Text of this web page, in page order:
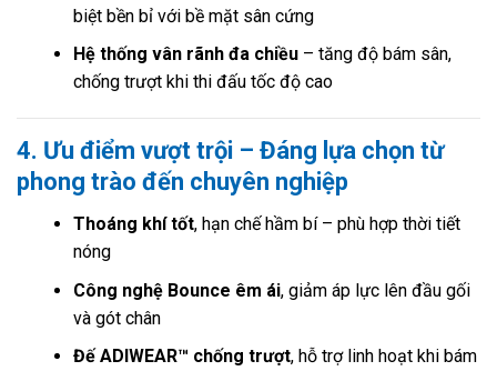
biệt bền bỉ với bề mặt sân cứng
Hệ thống vân rãnh đa chiều– tăng độ bám sân,
chống trượt khi thi đấu tốc độ cao
4. Ưu điểm vượt trội – Đáng lựa chọn từ
phong trào đến chuyên nghiệp
Thoáng khí tốt, hạn chế hầm bí – phù hợp thời tiết
nóng
Công nghệ Bounce êm ái, giảm áp lực lên đầu gối
và gót chân
Đế ADIWEAR™ chống trượt, hỗ trợ linh hoạt khi bám